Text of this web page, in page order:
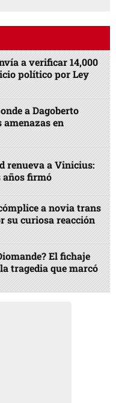
a verificar 14,000
político por Ley
a Dagoberto
amenazas en
renueva a Vinicius:
años firmó
a novia trans
su curiosa reacción
El fichaje
tragedia que marcó